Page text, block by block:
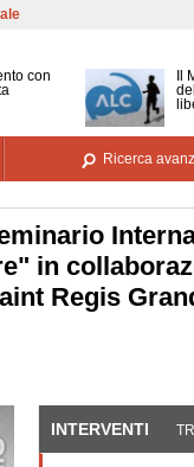
principale
con
Il
Ricerca
in
Regis
INTERVENTI